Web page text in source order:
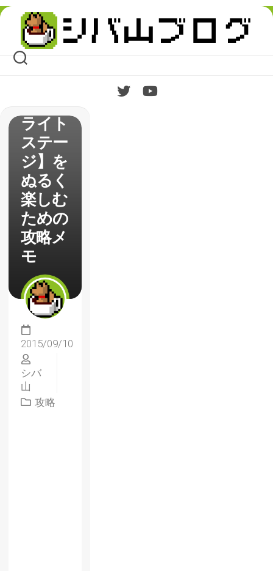
Skip
content
ドルマ
スター
シンデ
レラガ
スター
ライト
ステー
ジ】を
ぬるく
楽しむ
ための
攻略メ
モ
2015/09/10
シバ
山
攻略